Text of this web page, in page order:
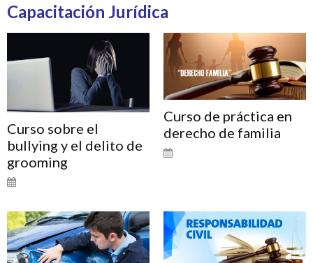
Capacitación Jurídica
Curso sobre el
bullying y el delito de
grooming
Curso de práctica en
derecho de familia